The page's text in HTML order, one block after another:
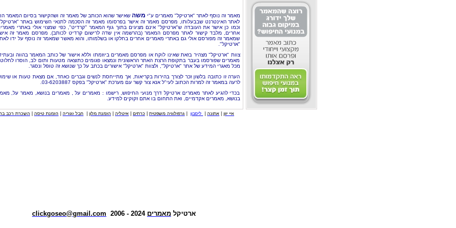
מאמר זה נוסף לאתר "ארטיקל" מאמרים ע"י משה שאישר שהוא הכותב של מאמר זה ושהקישור בסיום המאמר
לאתר האינטרנט שבבעלותו, מפרסם מאמר זה אישר בפרסומו מאמר זה הסכמה לתנאי השימוש באתר
וכמו כן אישר את העובדה ש"ארטיקל" אינם מציגים בתוך גוף המאמר "קרדיט", כפי שמצוי אולי באתרי
אחרים, מלבד קישור לאתר מפרסם המאמר (בהרשמה אין שדה לרישום קרדיט לכותב). מפרסם מאמר זה
שמאמר זה מפורסם אולי גם באתרי מאמרים אחרים בחלקו או בשלמותו, והוא מאשר שמאמר זה נוסף על ידו
"ארטיקל".
צוות "ארטיקל" מצהיר בזאת שאינו לוקח או מפרסם מאמרים ביוזמתו וללא אישור של כותב המאמר בהווה
מאמרים שפורסמו בעבר בתקופת הרצת האתר הראשונית ונמצאו פגומים כתוצאה מטעות ותום לב, הוסרו
מכל מאגרי המידע של אתר "ארטיקל", ולצוות "ארטיקל" אישורים בכתב על כך שנושא זה טופל ונסגר.
הערה זו כתובה בלשון זכר לצורך בהירות בקריאות, אך מתייחסת לנשים וגברים כאחד, אם מצאת טעות או
לרעה במאמר זה למרות הכתוב לעי"ל אנא צור קשר עם מערכת "ארטיקל" בפקס 03-6203887.
בכדי להגיע לאתר מאמרים ארטיקל דרך מנועי החיפוש, רישמו : מאמרים על , מאמרים בנושא, מאמר על,
בנושא, מאמרים אקדמיים, ואת התחום בו אתם זקוקים למידע.
איי יוון אתונה ליסבון גרפולוגיה משפטית כרתים איטליה הזמנת מלון חבל זגוריה הזמנת טיסה השכרת רכב
ארטיקל מאמרים 2024 - 2006
clickgoseo@gmail.com